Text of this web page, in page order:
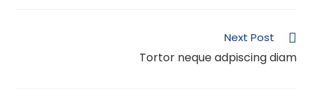
Next Post
Tortor neque adpiscing diam